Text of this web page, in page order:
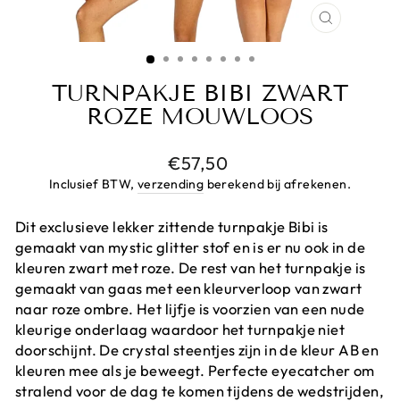
CLOSE
TURNPAKJE BIBI ZWART
ROZE MOUWLOOS
Prijs
€57,50
Inclusief BTW,verzending berekend bij afrekenen.
Dit exclusieve lekker zittende turnpakje Bibi is
gemaakt van mystic glitter stof en is er nu ook in de
kleuren zwart met roze. De rest van het turnpakje is
gemaakt van gaas met een kleurverloop van zwart
naar roze ombre. Het lijfje is voorzien van een nude
kleurige onderlaag waardoor het turnpakje niet
doorschijnt. De crystal steentjes zijn in de kleur AB en
kleuren mee als je beweegt. Perfecte eyecatcher om
stralend voor de dag te komen tijdens de wedstrijden,